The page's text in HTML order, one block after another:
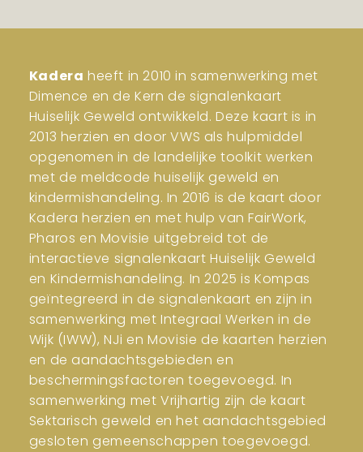
Kadera heeft in 2010 in samenwerking met
Dimence en de Kern de signalenkaart
Huiselijk Geweld ontwikkeld. Deze kaart is in
2013 herzien en door VWS als hulpmiddel
opgenomen in de landelijke toolkit werken
met de meldcode huiselijk geweld en
kindermishandeling. In 2016 is de kaart door
Kadera herzien en met hulp van FairWork,
Pharos en Movisie uitgebreid tot de
interactieve signalenkaart Huiselijk Geweld
en Kindermishandeling. In 2025 is Kompas
geïntegreerd in de signalenkaart en zijn in
samenwerking met Integraal Werken in de
Wijk (IWW), NJi en Movisie de kaarten herzien
en de aandachtsgebieden en
beschermingsfactoren toegevoegd. In
samenwerking met Vrijhartig zijn de kaart
Sektarisch geweld en het aandachtsgebied
gesloten gemeenschappen toegevoegd.